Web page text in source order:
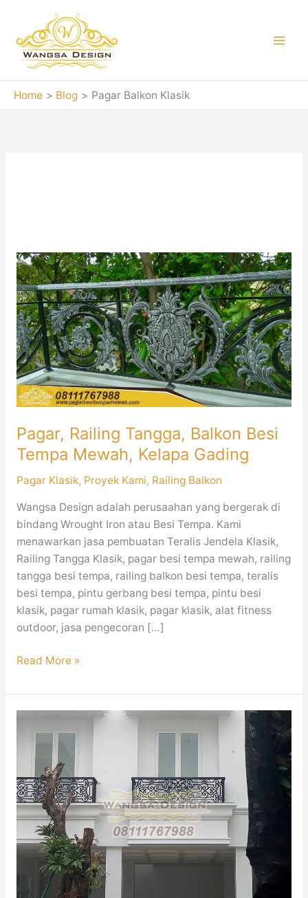
content
Home Blog Pagar Balkon Klasik
Pagar, Railing Tangga, Balkon Besi
Tempa Mewah, Kelapa Gading
Pagar Klasik, Proyek Kami, Railing Balkon
Wangsa Design adalah perusaahan yang bergerak di
bindang Wrought Iron atau Besi Tempa. Kami
menawarkan jasa pembuatan Teralis Jendela Klasik,
Railing Tangga Klasik, pagar besi tempa mewah, railing
tangga besi tempa, railing balkon besi tempa, teralis
besi tempa, pintu gerbang besi tempa, pintu besi
klasik, pagar rumah klasik, pagar klasik, alat fitness
outdoor, jasa pengecoran […]
Pagar,
Railing
Tangga,
Balkon
Besi
Tempa
Mewah,
Kelapa
Gading
Read More »
Railing
Pagar
Balkon
Besi
Tempa
Klasik